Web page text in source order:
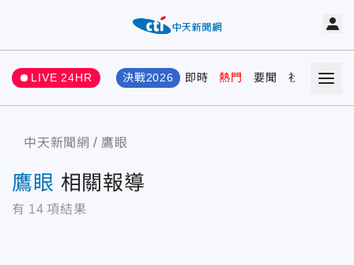
LIVE 24HR 決戰2026 即時 熱門 要聞 社會 娛樂
中天新聞網 鷹眼
鷹眼 相關報導
有 14 項結果